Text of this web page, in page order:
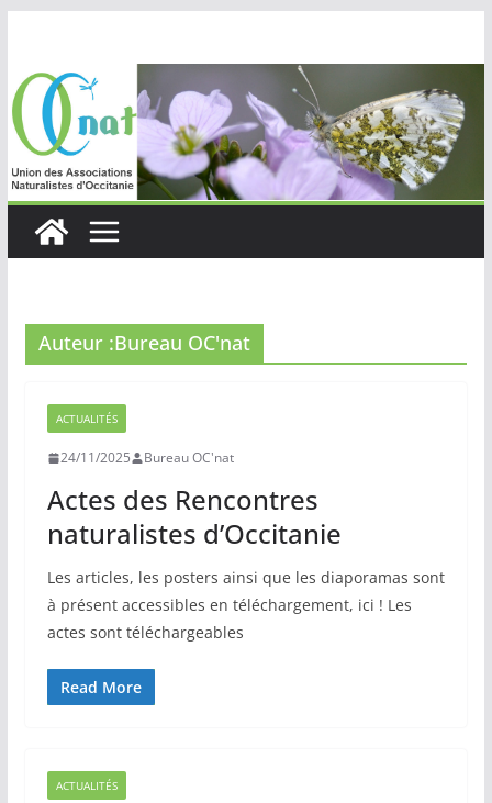
contenu
Auteur :Bureau OC'nat
ACTUALITÉS
24/11/2025 Bureau OC'nat
Actes des Rencontres
naturalistes d’Occitanie
Les articles, les posters ainsi que les diaporamas sont
à présent accessibles en téléchargement, ici ! Les
actes sont téléchargeables
Read More
ACTUALITÉS